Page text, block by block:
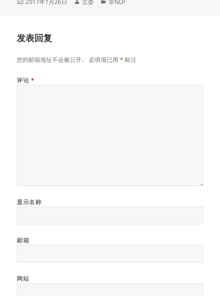
2017年1月26日 立委 非NLP
发表回复
您的邮箱地址不会被公开。 必填项已用* 标注
评论 *
显示名称
邮箱
网站